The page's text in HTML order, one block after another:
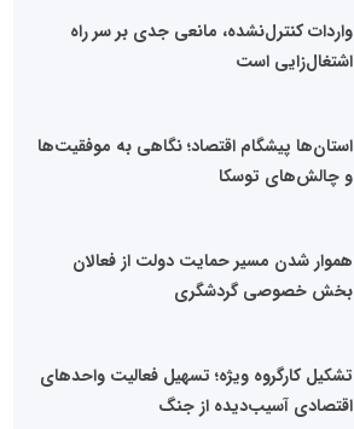
واردات کنترل‌نشده، مانعی جدی بر سر راه
اشتغال‌زایی است
استان‌ها پیشگام اقتصاد؛ نگاهی به موفقیت‌ها
و چالش‌های توسکا
هموار شدن مسیر حمایت دولت از فعالان
بخش خصوصی گردشگری
تشکیل کارگروه ویژه؛ تسهیل فعالیت واحدهای
اقتصادی آسیب‌دیده از جنگ